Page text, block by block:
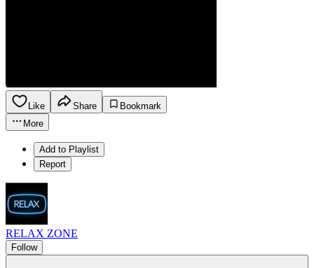
Like Share
Bookmark
More
Add to Playlist
Report
RELAX ZONE
Follow